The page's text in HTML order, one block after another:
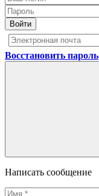
Войти
Восстановить пароль
Написать сообщение